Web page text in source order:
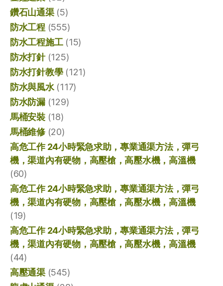
鑽石山通渠(5)
防水工程(555)
防水工程施工(15)
防水打針(125)
防水打針教學(121)
防水與風水(117)
防水防漏(129)
馬桶安裝(18)
馬桶維修(20)
高危工作 24小時緊急求助，專業通渠方法，彈弓
機，渠道內有硬物，高壓槍，高壓水機，高溫機
(60)
高危工作 24小時緊急求助，專業通渠方法，彈弓
機，渠道內有硬物，高壓槍，高壓水機，高溫機
(19)
高危工作 24小時緊急求助，專業通渠方法，彈弓
機，渠道內有硬物，高壓槍，高壓水機，高溫機
(44)
高壓通渠(545)